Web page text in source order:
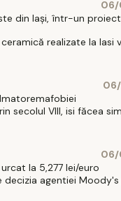
06/
din Iași, într-un
realizate la Iasi
secolul VIII, isi făcea
06/
la 5,277 lei/euro
decizia agentiei